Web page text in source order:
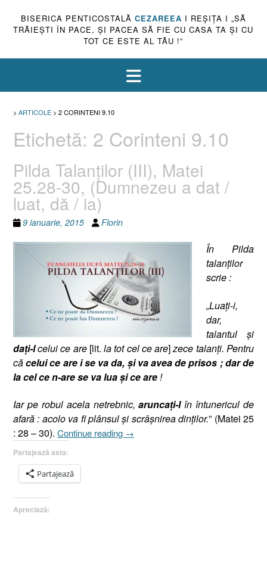
BISERICA PENTICOSTALĂ CEZAREEA I REŞIŢA I „SĂ
TRĂIEŞTI ÎN PACE, ŞI PACEA SĂ FIE CU CASA TA ŞI CU
TOT CE ESTE AL TĂU !”
> ARTICOLE > 2 CORINTENI 9.10
Etichetă: 2 Corinteni 9.10
Pilda Talanţilor (III), Matei
25.28-30, (Dumnezeu a dat /
luat, dă / ia)
9 ianuarie, 2015 Florin
În Pilda
talanţilor
scrie :
„Luaţi-i,
dar,
talantul şi
daţi-lcelui ce are [lit. la tot cel ce are]zece talanţi. Pentru
căcelui ce are i se va da, şi va avea de prisos ; dar de
la cel ce n-are se va lua şi ce are !
Iar pe robul acela netrebnic,aruncaţi-lîn întunericul de
afară : acolo va fi plânsul şi scrâşnirea dinţilor.” (Matei 25
: 28 – 30). Continue reading „Pilda
→
Partajează asta:
Partajează
Apreciază: